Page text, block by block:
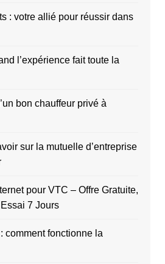
: votre allié pour réussir dans
l’expérience fait toute la
bon chauffeur privé à
sur la mutuelle d’entreprise
pour VTC – Offre Gratuite,
7 Jours
comment fonctionne la